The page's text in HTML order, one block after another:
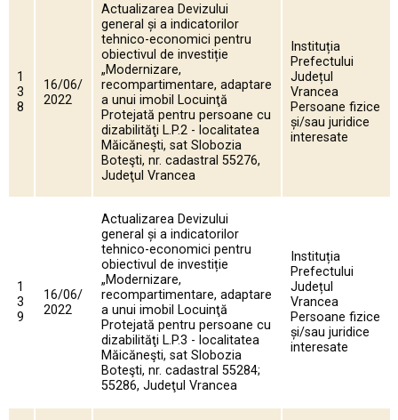
1
3
8
16/06/
2022
Actualizarea Devizului
general și a indicatorilor
tehnico-economici pentru
obiectivul de investiție
„Modernizare,
recompartimentare, adaptare
a unui imobil Locuinţă
Protejată pentru persoane cu
dizabilităţi L.P.2 - localitatea
Măicăneşti, sat Slobozia
Boteşti, nr. cadastral 55276,
Judeţul Vrancea
Instituția
Prefectului
Județul
Vrancea
Persoane fizice
și/sau juridice
interesate
1
3
9
16/06/
2022
Actualizarea Devizului
general și a indicatorilor
tehnico-economici pentru
obiectivul de investiție
„Modernizare,
recompartimentare, adaptare
a unui imobil Locuinţă
Protejată pentru persoane cu
dizabilităţi L.P.3 - localitatea
Măicăneşti, sat Slobozia
Boteşti, nr. cadastral 55284;
55286, Judeţul Vrancea
Instituția
Prefectului
Județul
Vrancea
Persoane fizice
și/sau juridice
interesate